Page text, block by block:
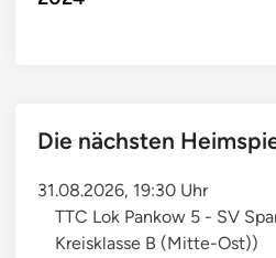
Die nächsten
31.08.2026, 19:30 Uhr
TTC Lok Pankow 5 - SV
Kreisklasse B (Mitte-Ost))